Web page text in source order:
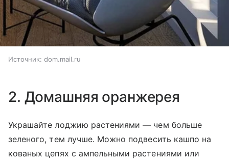
Источник: dom.mail.ru
2. Домашняя оранжерея
Украшайте лоджию растениями — чем больше
зеленого, тем лучше. Можно подвесить кашпо на
кованых цепях с ампельными растениями или